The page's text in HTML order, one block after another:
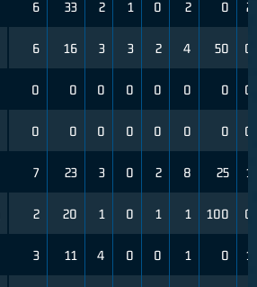
6 33 2 1 0 2 0 2
6 16 3 3 2 4 50 0
0 0 0 0 0 0 0 0
0 0 0 0 0 0 0 0
7 23 3 0 2 8 25 1
2 20 1 0 1 1 100 0
3 11 4 0 0 1 0 1